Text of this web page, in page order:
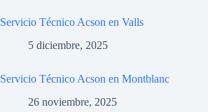
Servicio Técnico Acson en Valls
5 diciembre, 2025
Servicio Técnico Acson en Montblanc
26 noviembre, 2025